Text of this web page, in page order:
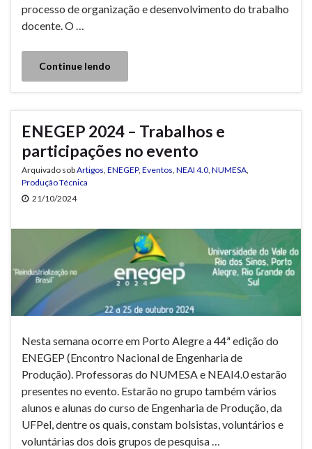
processo de organização e desenvolvimento do trabalho
docente. O …
Continue lendo
ENEGEP 2024 – Trabalhos e
participações no evento
Arquivado sobArtigos ENEGEP, Eventos NEAI 4.0 NUMESA
Produção Técnica
21/10/2024
Nesta semana ocorre em Porto Alegre a 44ª edição do
ENEGEP (Encontro Nacional de Engenharia de
Produção). Professoras do NUMESA e NEAI4.0 estarão
presentes no evento. Estarão no grupo também vários
alunos e alunas do curso de Engenharia de Produção, da
UFPel, dentre os quais, constam bolsistas, voluntários e
voluntárias dos dois grupos de pesquisa …